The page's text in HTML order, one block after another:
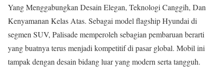
Yang Menggabungkan Desain Elegan, Teknologi Canggih, Dan
Kenyamanan Kelas Atas. Sebagai model flagship Hyundai di
segmen SUV, Palisade memperoleh sebagian pembaruan berarti
yang buatnya terus menjadi kompetitif di pasar global. Mobil ini
tampak dengan desain bidang luar yang modern serta tangguh.